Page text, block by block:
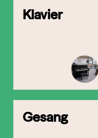
Klavier
Gesang